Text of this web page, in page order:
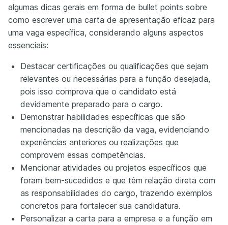
algumas dicas gerais em forma de bullet points sobre
como escrever uma carta de apresentação eficaz para
uma vaga específica, considerando alguns aspectos
essenciais:
Destacar certificações ou qualificações que sejam
relevantes ou necessárias para a função desejada,
pois isso comprova que o candidato está
devidamente preparado para o cargo.
Demonstrar habilidades específicas que são
mencionadas na descrição da vaga, evidenciando
experiências anteriores ou realizações que
comprovem essas competências.
Mencionar atividades ou projetos específicos que
foram bem-sucedidos e que têm relação direta com
as responsabilidades do cargo, trazendo exemplos
concretos para fortalecer sua candidatura.
Personalizar a carta para a empresa e a função em